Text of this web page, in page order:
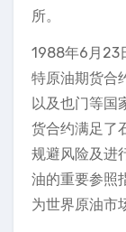
所。
1988年6月23
特原油期货合
以及也门等国
货合约满足了
规避风险及进
油的重要参照
为世界原油市